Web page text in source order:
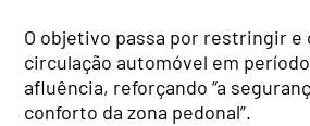
O objetivo passa por restringir e
circulação automóvel em
afluência, reforçando “a
conforto da zona pedonal”.